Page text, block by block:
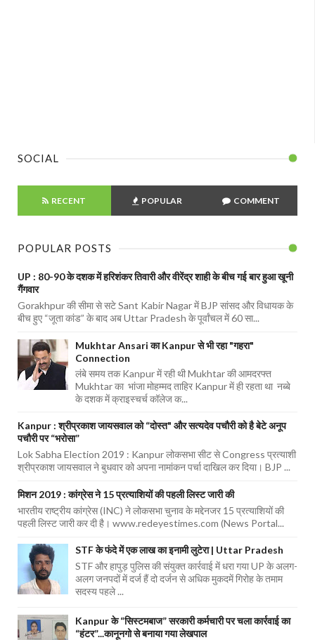
SOCIAL
RECENT POPULAR COMMENT
POPULAR POSTS
UP : 80-90 के दशक में हरिशंकर तिवारी और वीरेंद्र शाही के बीच गई बार हुआ खूनी
गैंगवार
Gorakhpur की सीमा से सटे Sant Kabir Nagar में BJP सांसद और विधायक के
बीच हुए “जूता कांड” के बाद अब Uttar Pradesh के पूर्वांचल में 60 सा...
Mukhtar Ansari का Kanpur से भी रहा "गहरा"
Connection
लंबे समय तक Kanpur में रही थी Mukhtar की आमदरफ्त
Mukhtar का भांजा मोहम्मद ताहिर Kanpur में ही रहता था नब्बे
के दशक में क्राइस्चर्च कॉलेज क...
Kanpur : श्रीप्रकाश जायसवाल को “दोस्त" और सत्यदेव पचौरी को है बेटे अनूप
पचौरी पर “भरोसा”
Lok Sabha Election 2019 : Kanpur लोकसभा सीट से Congress प्रत्याशी
श्रीप्रकाश जायसवाल ने बुधवार को अपना नामांकन पर्चा दाखिल कर दिया। BJP ...
मिशन 2019 : कांग्रेस ने 15 प्रत्याशियों की पहली लिस्ट जारी की
भारतीय राष्ट्रीय कांग्रेस (INC) ने लोकसभा चुनाव के मद्देनजर 15 प्रत्याशियों की
पहली लिस्ट जारी कर दी है। www.redeyestimes.com (News Portal...
STF के फंदे में एक लाख का इनामी लुटेरा | Uttar Pradesh
STF और हापुड़ पुलिस की संयुक्त कार्रवाई में धरा गया UP के अलग-
अलग जनपदों में दर्ज हैं दो दर्जन से अधिक मुकदमें गिरोह के तमाम
सदस्य पहले ...
Kanpur के “सिस्टमबाज” सरकारी कर्मचारी पर चला कार्रवाई का
“हंटर”...कानूनगो से बनाया गया लेखपाल